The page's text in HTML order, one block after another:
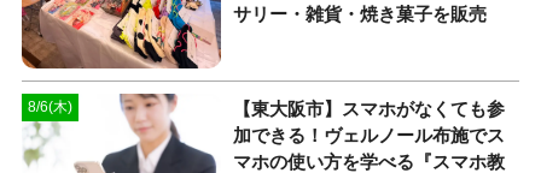
サリー・雑貨・焼き菓子を販売
8/6(木)
【東大阪市】スマホがなくても参
加できる！ヴェルノール布施でス
マホの使い方を学べる『スマホ教